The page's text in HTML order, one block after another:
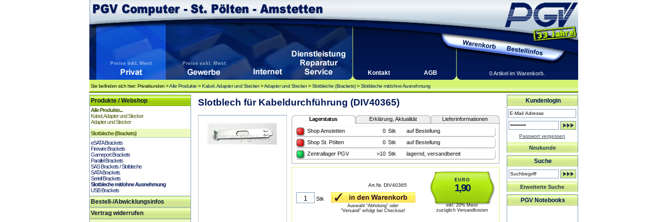
Kontakt AGB 0 Artikel im Warenkorb.
Sie befinden sich hier: Privatkunden >Alle Produkte >Kabel, Adapter und Stecker>Adapter und Stecker>Slotbleche (Brackets)>Slotbleche mit/ohne Ausnehmung
Produkte / Webshop
Alle Produkte...
Kabel, Adapter und Stecker
Adapter und Stecker
Slotbleche (Brackets)
eSATA Brackets
Firewire Brackets
Gameport Brackets
Parallel Brackets
SAS Brackets / Slotbleche
SATA Brackets
Seriell Brackets
Slotbleche mit/ohne Ausnehmung
USB Brackets
Bestell-/Abwicklungsinfos
Vertrag widerrufen
Slotblech für Kabeldurchführung (DIV40365)
Lagerstatus Erklärung, Aktualität
Lieferinformationen
Shop Amstetten
0 Stk
auf Bestellung
Shop St. Pölten
0 Stk
auf Bestellung
Zentrallager PGV
>10 Stk lagernd, versandbereit
EURO
1,90
inkl. 20% Mwst
zuzüglich Versandkosten
Art.Nr. DIV40365
Stk
Auswahl "Abholung" oder
"Versand" erfolgt bei Checkout!
Kundenlogin
Passwort vergessen
Neukunde
Suche
Erweiterte Suche
PGV Notebooks